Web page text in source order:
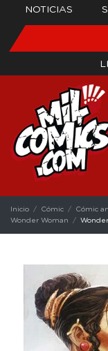
NOTICIAS
Inicio Cómic Cómic
Wonder Woman